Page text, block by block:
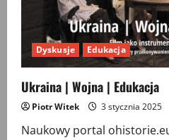
Dyskusje Edukacja
Ukraina | Wojna | Edukacja
Piotr Witek 3 stycznia 2025
Naukowy portal